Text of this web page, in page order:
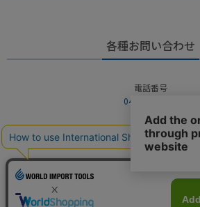
各種お問い合わせ
電話番号
045-949-2451
営業時間
10：00～19：00
お問い合わせフォームからお